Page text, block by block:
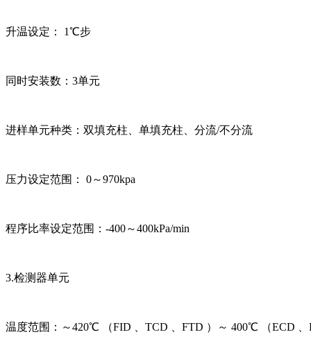
升温设定： 1℃步
同时安装数：3单元
进样单元种类：双填充柱、单填充柱、分流/不分流
压力设定范围： 0～970kpa
程序比率设定范围：-400～400kPa/min
3.检测器单元
温度范围：～420℃ （FID 、TCD 、FTD ）～ 400℃ （ECD 、